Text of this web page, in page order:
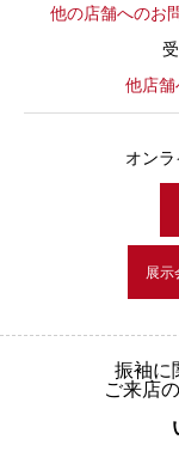
他の店舗へのお
他店
オン
展示
振袖に
ご来店